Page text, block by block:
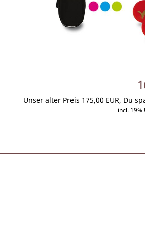
Unser alter Preis 175,00 EUR, Du
incl. 19%